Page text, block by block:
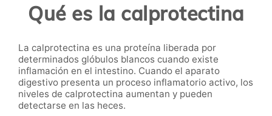
Qué es la calprotectina
La calprotectina es una proteína liberada por
determinados glóbulos blancos cuando existe
inflamación en el intestino. Cuando el aparato
digestivo presenta un proceso inflamatorio activo, los
niveles de calprotectina aumentan y pueden
detectarse en las heces.